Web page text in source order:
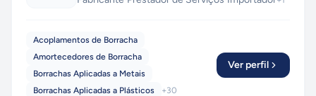
Acoplamentos de Borracha
Amortecedores de Borracha
Borrachas Aplicadas a Metais
Borrachas Aplicadas a Plásticos
+30
Ver perfil